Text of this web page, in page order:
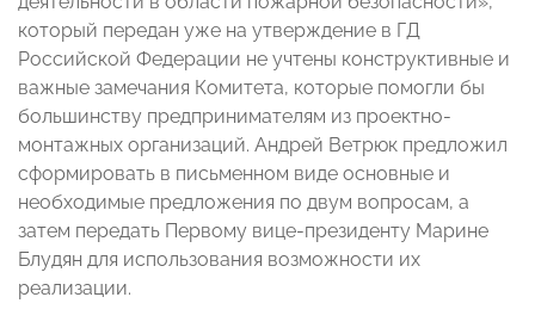
который передан уже на утверждение в ГД
Российской Федерации не учтены конструктивные и
важные замечания Комитета, которые помогли бы
большинству предпринимателям из проектно-
монтажных организаций. Андрей Ветрюк предложил
сформировать в письменном виде основные и
необходимые предложения по двум вопросам, а
затем передать Первому вице-президенту Марине
Блудян для использования возможности их
реализации.